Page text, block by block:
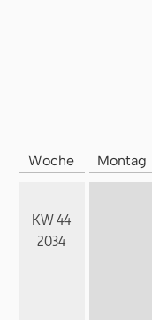
Woche Montag
KW 44
2034